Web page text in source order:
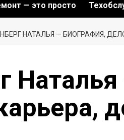
— это просто
НАТАЛЬЯ — БИОГРАФИЯ,